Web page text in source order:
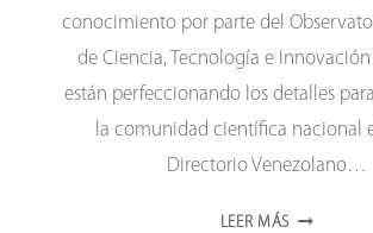
conocimiento por parte del
de Ciencia, Tecnología e
están perfeccionando los detalles
la comunidad científica nacional
Directorio Venezolano…
LEER MÁS DIRECTORIO